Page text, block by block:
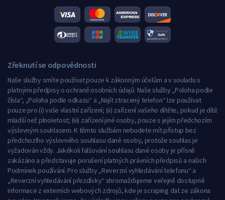
Zřeknutí se odpovědnosti
Naše služby smíte používat pouze k zákonným účelům a v souladu s
platnými předpisy o ochraně osobních údajů. Naše služby „Poloha podle
čísla“, „Poloha podle odkazu“ a „Najít ztracený telefon“ lze používat
pouze pro (i) vaše vlastní zařízení; (ii) zařízení vašeho dítěte, pokud je dítě
mladší než plnoletost; (iii) zařízení jiné osoby, pouze s jejím předchozím
výslovným souhlasem. K těmto službám nebudete mít přístup bez
předchozího výslovného souhlasu dané osoby, protože souhlas je
vyžadován vždy. Jakékoli falšování souhlasu dané osoby je přísně
zakázáno a představuje porušení platných právních předpisů a našich
Podmínek používání. Pro služby „Reverzní vyhledávání telefonu“ a
„Reverzní vyhledávání přezdívky“ shromažďujeme veřejně dostupné
informace z externích webových zdrojů, kde je scraping dat ze zákona